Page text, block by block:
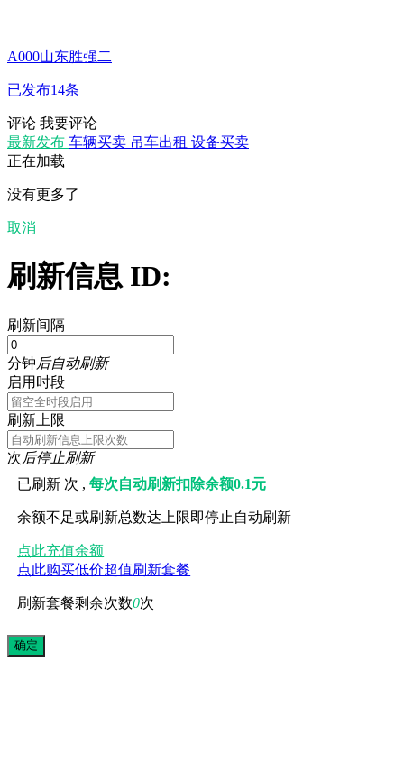
A000山东胜强二
已发布14条
评论 我要评论
最新发布 车辆买卖 吊车出租 设备买卖
正在加载
没有更多了
取消
刷新信息 ID:
刷新间隔
分钟后自动刷新
启用时段
刷新上限
次后停止刷新
已刷新 次 ,每次自动刷新扣除余额0.1元
余额不足或刷新总数达上限即停止自动刷新
点此充值余额
点此购买低价超值刷新套餐
刷新套餐剩余次数0次